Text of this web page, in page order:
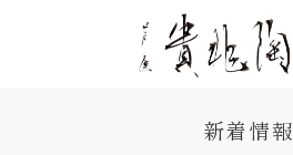
新着情報